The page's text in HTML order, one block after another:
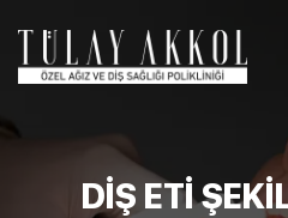
DIŞ ETI